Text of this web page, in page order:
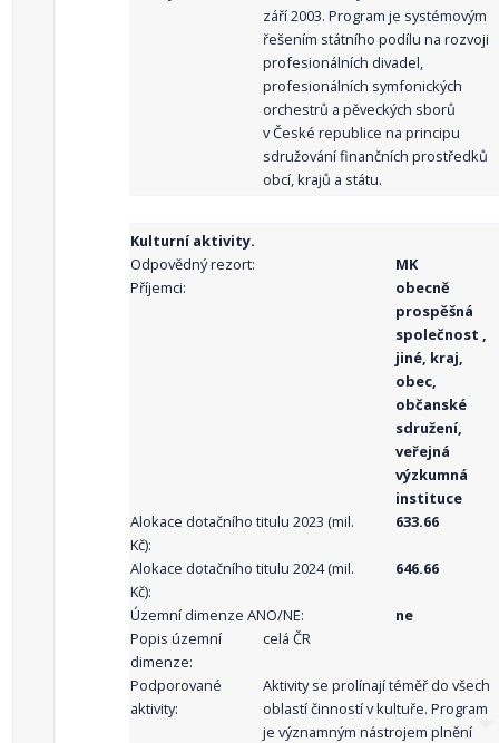
září 2003. Program je systémovým
řešením státního podílu na rozvoji
profesionálních divadel,
profesionálních symfonických
orchestrů a pěveckých sborů
v České republice na principu
sdružování finančních prostředků
obcí, krajů a státu.
Kulturní aktivity.
Odpovědný rezort:
MK
Příjemci:
obecně
prospěšná
společnost ,
jiné, kraj,
obec,
občanské
sdružení,
veřejná
výzkumná
instituce
Alokace dotačního titulu 2023 (mil.
Kč):
633.66
Alokace dotačního titulu 2024 (mil.
Kč):
646.66
Územní dimenze ANO/NE:
ne
Popis územní
dimenze:
celá ČR
Podporované
aktivity:
Aktivity se prolínají téměř do všech
oblastí činností v kultuře. Program
je významným nástrojem plnění